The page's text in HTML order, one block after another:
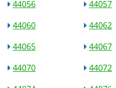
44056
44057
44060
44062
44065
44067
44070
44072